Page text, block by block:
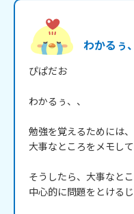
わかるぅ
ぴぱだお
わかるぅ、、
勉強を覚えるためには、
大事なところをメモし
そうしたら、大事なと
中心的に問題をとける